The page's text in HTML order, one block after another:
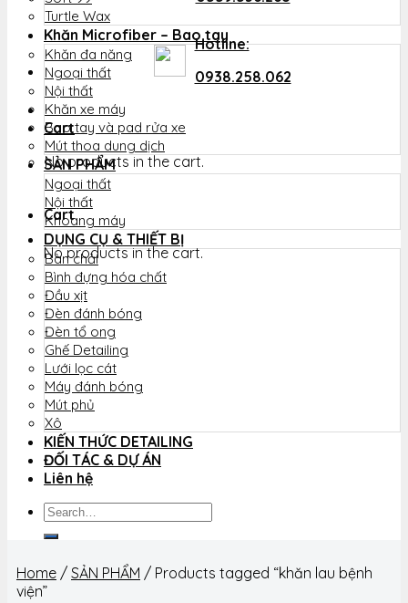
Hotline:
0938.258.062
Cart
No products in the cart.
Cart
No products in the cart.
Turtle Wax
Khăn Microfiber – Bao tay
Khăn đa năng
Ngoại thất
Nội thất
Khăn xe máy
Bao tay và pad rửa xe
Mút thoa dung dịch
SẢN PHẨM
Ngoại thất
Nội thất
Khoang máy
DỤNG CỤ & THIẾT BỊ
Bàn chải
Bình đựng hóa chất
Đầu xịt
Đèn đánh bóng
Đèn tổ ong
Ghế Detailing
Lưới lọc cát
Máy đánh bóng
Mút phủ
Xô
KIẾN THỨC DETAILING
ĐỐI TÁC & DỰ ÁN
Liên hệ
Search
Home / SẢN PHẨM / Products tagged “khăn lau bệnh
viện”